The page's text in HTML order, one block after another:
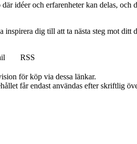
idéer och erfarenheter kan delas,
dig till att ta nästa steg mot
RSS
för köp via dessa länkar.
får endast användas efter skriftlig